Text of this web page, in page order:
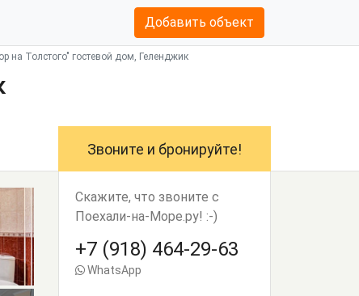
Добавить объект
на Толстого" гостевой дом, Геленджик
Звоните и бронируйте!
Скажите, что звоните с
Поехали-на-Море.ру! :-)
+7 (918) 464-29-63
WhatsApp